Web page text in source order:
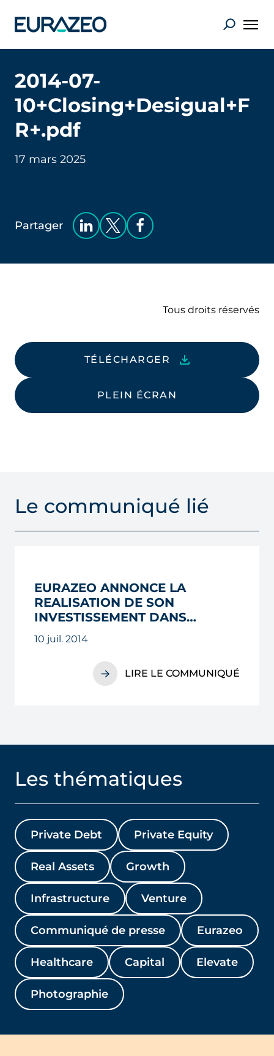
2014-07-
10+Closing+Desigual+F
R+.pdf
17 mars 2025
Partager
Tous droits réservés
TÉLÉCHARGER
PLEIN ÉCRAN
Le communiqué lié
EURAZEO ANNONCE LA
REALISATION DE SON
INVESTISSEMENT DANS
DESIGUAL
10 juil. 2014
LIRE LE COMMUNIQUÉ
Les thématiques
Private Debt Private Equity
Real Assets Growth
Infrastructure Venture
Communiqué de presse Eurazeo
Healthcare Capital Elevate
Photographie